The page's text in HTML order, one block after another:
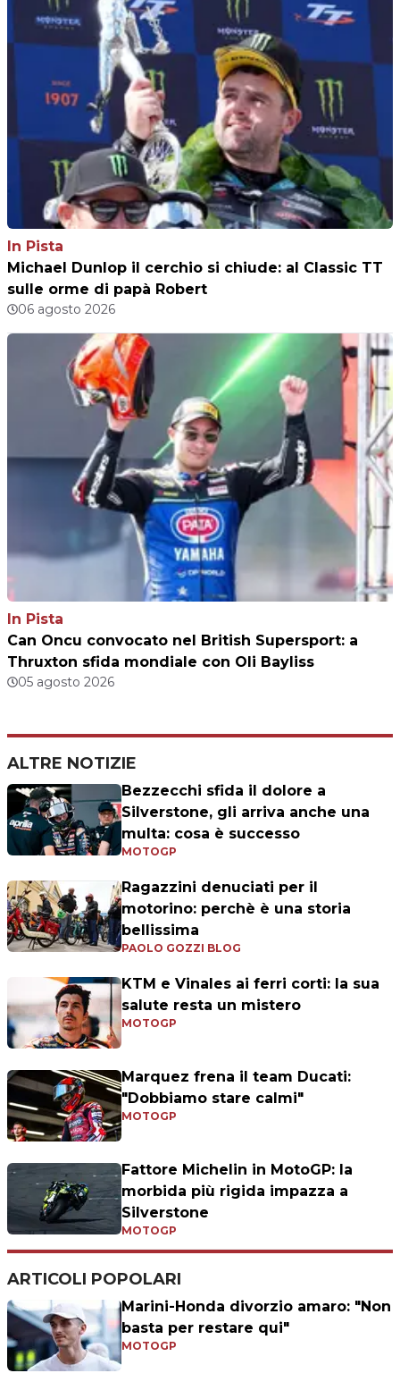
In Pista
Michael Dunlop il cerchio si chiude: al Classic TT
sulle orme di papà Robert
06 agosto 2026
In Pista
Can Oncu convocato nel British Supersport: a
Thruxton sfida mondiale con Oli Bayliss
05 agosto 2026
ALTRE NOTIZIE
Bezzecchi sfida il dolore a
Silverstone, gli arriva anche una
multa: cosa è successo
MOTOGP
Ragazzini denuciati per il
motorino: perchè è una storia
bellissima
PAOLO GOZZI BLOG
KTM e Vinales ai ferri corti: la sua
salute resta un mistero
MOTOGP
Marquez frena il team Ducati:
"Dobbiamo stare calmi"
MOTOGP
Fattore Michelin in MotoGP: la
morbida più rigida impazza a
Silverstone
MOTOGP
ARTICOLI POPOLARI
Marini-Honda divorzio amaro: "Non
basta per restare qui"
MOTOGP